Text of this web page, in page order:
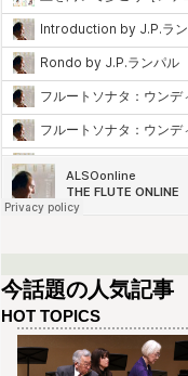
今話題の人気記事
HOT TOPICS